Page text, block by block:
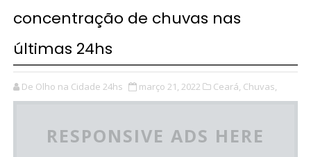
concentração de chuvas nas
últimas 24hs
De Olho na Cidade 24hs março 21, 2022 Ceará, Chuvas,
RESPONSIVE ADS HERE